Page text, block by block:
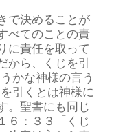
で決めることが
べてのことの責
に責任を取って
から、くじを引
かな神様の言う
引くとは神様に
。聖書にも同じ
６：３３「くじ